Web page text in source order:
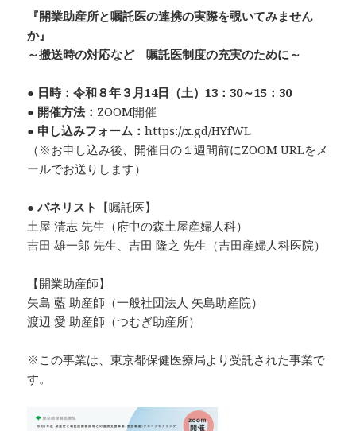
『開業助産所と嘱託医の連携の実際を覗いてみません
か』
～搬送時の対応など 嘱託医制度の充実のために～
● 日時：令和８年３月14日（土）13：30～15：30
● 開催方法： ZOOM開催
● 申し込みフォーム：https://x.gd/HYfWL
（※お申し込み後、開催日の１週間前にZOOM URLをメ
ールでお送りします）
●パネリスト 【嘱託医】
土屋 清志 先生（府中の森土屋産婦人科）
吉田 雄一郎 先生、吉田 隆之 先生（吉田産婦人科医院）
【開業助産師】
矢島 藍 助産師（一般社団法人 矢島助産院）
渡辺 愛 助産師（つむぎ助産所）
※この事業は、東京都保健医療局より受託された事業で
す。